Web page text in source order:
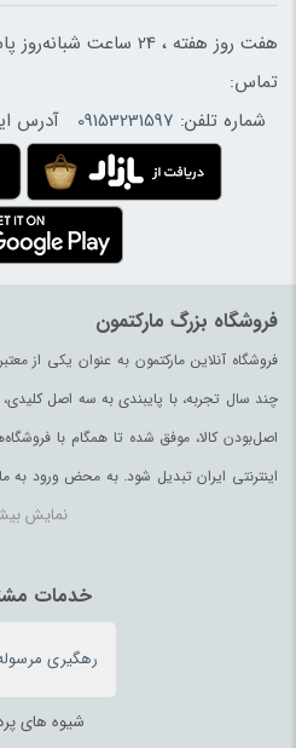
هفت روز هفته ، 24
تماس:
شماره تلفن: 09153231597 آدرس
فروشگاه بزرگ مارکتمون
فروشگاه آنلاین مارکتمون به عنوان یکی از
چند سال تجربه، با پایبندی به سه اصل
اصل‌بودن کالا، موفق شده تا همگام با
اینترنتی ایران تبدیل شود. به محض ورود به
می‌شوید. هر آنچه که نیاز دارید و به ذهن شما
نمایش
خدمات
رهگیری
شیوه های